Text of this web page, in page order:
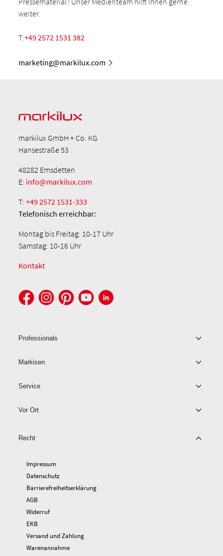
weiter.
T:+49 2572 1531 382
marketing@markilux.com
markilux GmbH + Co. KG
Hansestraße 53
48282 Emsdetten
E: info@markilux.com
T:+49 2572 1531-333
Telefonisch erreichbar:
Montag bis Freitag: 10-17 Uhr
Samstag: 10-16 Uhr
Kontakt
Professionals
Markisen
Service
Vor Ort
Recht
Impressum
Datenschutz
Barrierefreiheitserklärung
AGB
Widerruf
EKB
Versand und Zahlung
Warenannahme